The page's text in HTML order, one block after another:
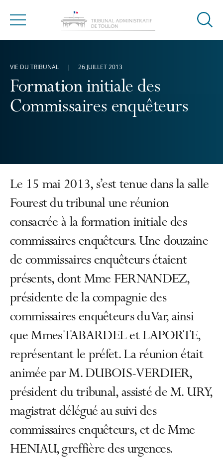
Menu
Ouvrir
Formation initiale des
Commissaires enquêteurs
VIE DU TRIBUNAL 26 JUILLET 2013
Le 15 mai 2013, s’est tenue dans la salle
Fourest du tribunal une réunion
consacrée à la formation initiale des
commissaires enquêteurs. Une douzaine
de commissaires enquêteurs étaient
présents, dont Mme FERNANDEZ,
présidente de la compagnie des
commissaires enquêteurs du Var, ainsi
que Mmes TABARDEL et LAPORTE,
représentant le préfet. La réunion était
animée par M. DUBOIS-VERDIER,
président du tribunal, assisté de M. URY,
magistrat délégué au suivi des
commissaires enquêteurs, et de Mme
HENIAU, greffière des urgences.